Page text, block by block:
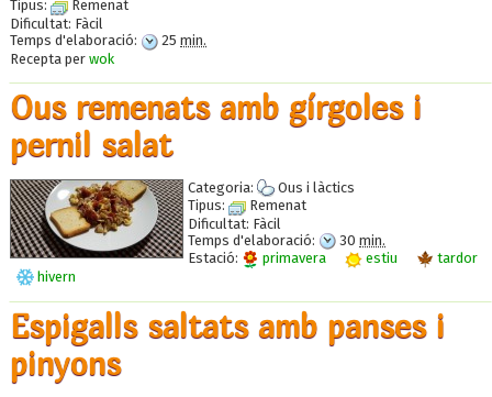
Tipus:
Remenat
Dificultat: Fàcil
Temps d'elaboració:
25 min.
Recepta per wok
Ous remenats amb gírgoles i
pernil salat
Categoria:
Ous i làctics
Tipus:
Remenat
Dificultat: Fàcil
Temps d'elaboració:
30 min.
Estació:
primavera estiu
tardor
hivern
Espigalls saltats amb panses i
pinyons